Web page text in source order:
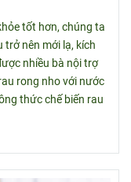
tốt hơn, chúng ta
trở nên mới lạ, kích
nhiều bà nội trợ
rong nho với nước
thức chế biến rau